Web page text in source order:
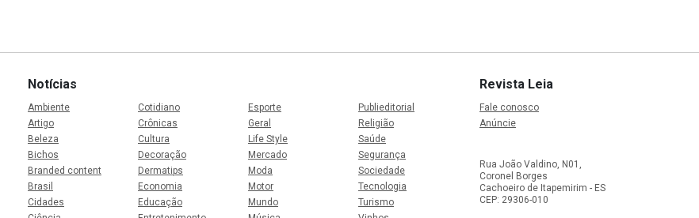
Notícias
Ambiente
Artigo
Beleza
Bichos
Branded content
Brasil
Cidades
Cotidiano
Crônicas
Cultura
Decoração
Dermatips
Economia
Educação
Esporte
Geral
Life Style
Mercado
Moda
Motor
Mundo
Publieditorial
Religião
Saúde
Segurança
Sociedade
Tecnologia
Turismo
Revista Leia
Fale conosco
Anúncie
Rua João Valdino, N01,
Coronel Borges
Cachoeiro de Itapemirim - ES
CEP: 29306-010